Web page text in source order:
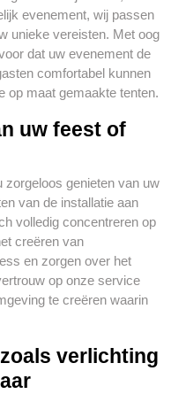
evenement, wij passen
unieke vereisten. Met oog
dat uw evenement de
comfortabel kunnen
op maat gemaakte tenten.
uw feest of
zorgeloos genieten van uw
van de installatie aan
volledig concentreren op
creëren van
en zorgen over het
op onze service
te creëren waarin
verlichting